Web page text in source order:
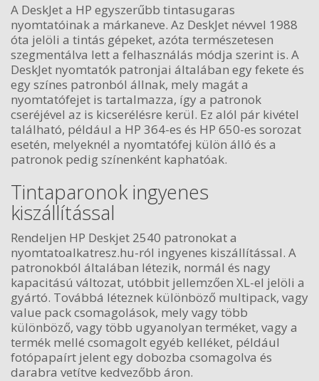
A DeskJet a HP egyszerűbb tintasugaras
nyomtatóinak a márkaneve. Az DeskJet névvel 1988
óta jelöli a tintás gépeket, azóta természetesen
szegmentálva lett a felhasználás módja szerint is. A
DeskJet nyomtatók patronjai általában egy fekete és
egy színes patronból állnak, mely magát a
nyomtatófejet is tartalmazza, így a patronok
cseréjével az is kicserélésre kerül. Ez alól pár kivétel
található, például a HP 364-es és HP 650-es sorozat
esetén, melyeknél a nyomtatófej külön álló és a
patronok pedig színenként kaphatóak.
Tintaparonok ingyenes
kiszállítással
Rendeljen HP Deskjet 2540 patronokat a
nyomtatoalkatresz.hu-ról ingyenes kiszállítással. A
patronokból általában létezik, normál és nagy
kapacitású változat, utóbbit jellemzően XL-el jelöli a
gyártó. Továbbá léteznek különböző multipack, vagy
value pack csomagolások, mely vagy több
különböző, vagy több ugyanolyan terméket, vagy a
termék mellé csomagolt egyéb kelléket, például
fotópapaírt jelent egy dobozba csomagolva és
darabra vetítve kedvezőbb áron.